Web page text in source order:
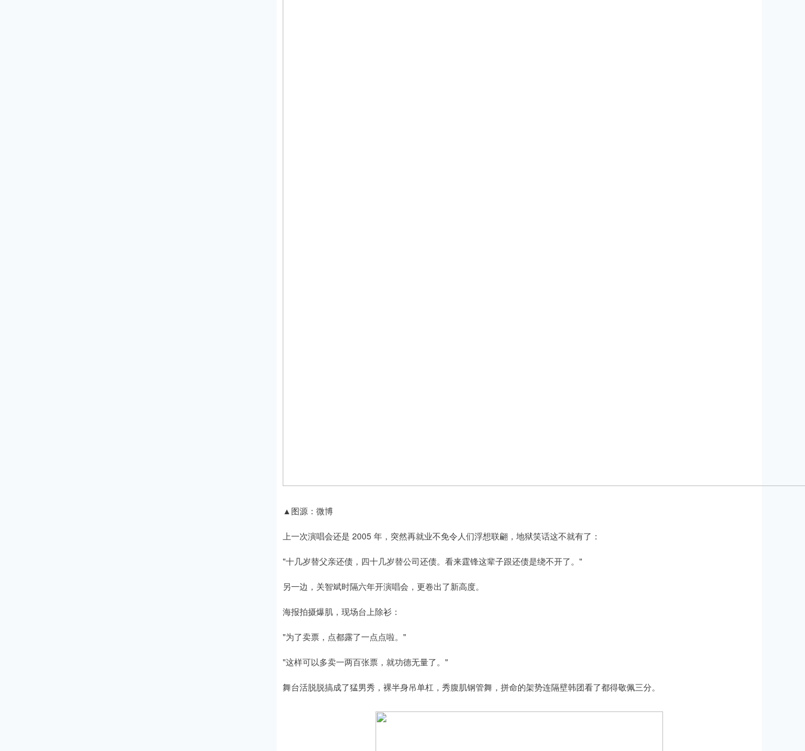
▲图源：微博
上一次演唱会还是 2005 年，突然再就业不免令人们浮想联翩，地狱笑话这不就有了：
"十几岁替父亲还债，四十几岁替公司还债。看来霆锋这辈子跟还债是绕不开了。"
另一边，关智斌时隔六年开演唱会，更卷出了新高度。
海报拍摄爆肌，现场台上除衫：
"为了卖票，点都露了一点点啦。"
"这样可以多卖一两百张票，就功德无量了。"
舞台活脱脱搞成了猛男秀，裸半身吊单杠，秀腹肌钢管舞，拼命的架势连隔壁韩团看了都得敬佩三分。